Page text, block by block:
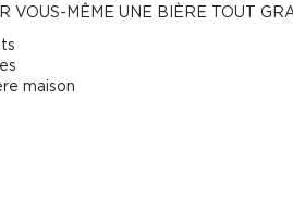
VOUS-MÊME UNE BIÈRE TOUT
maison